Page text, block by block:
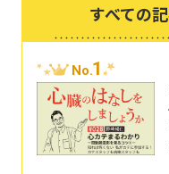
すべての
No.1